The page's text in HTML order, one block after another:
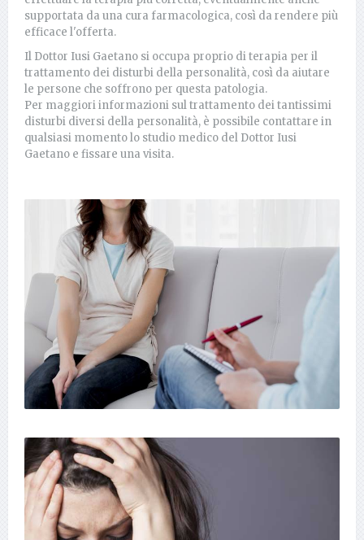
supportata da una cura farmacologica, così da rendere più
efficace l'offerta.
Il Dottor Iusi Gaetano si occupa proprio di terapia per il
trattamento dei disturbi della personalità, così da aiutare
le persone che soffrono per questa patologia.
Per maggiori informazioni sul trattamento dei tantissimi
disturbi diversi della personalità, è possibile contattare in
qualsiasi momento lo studio medico del Dottor Iusi
Gaetano e fissare una visita.